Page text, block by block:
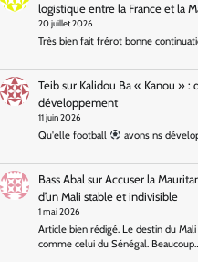
logistique entre la France et la
20 juillet 2026
Très bien fait frérot bonne
Teibsur Kalidou Ba « Kanou »
développement
11 juin 2026
Qu'elle football avons ns
Bass Abal sur Accuser la
d’un Mali stable et indivisible
1 mai 2026
Article bien rédigé. Le destin du
comme celui du Sénégal.